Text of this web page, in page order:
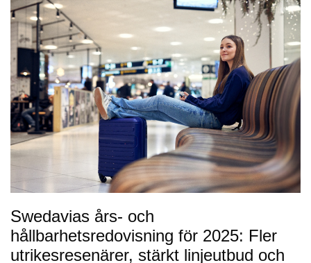
Swedavias års- och
hållbarhetsredovisning för 2025: Fler
utrikesresenärer, stärkt linjeutbud och